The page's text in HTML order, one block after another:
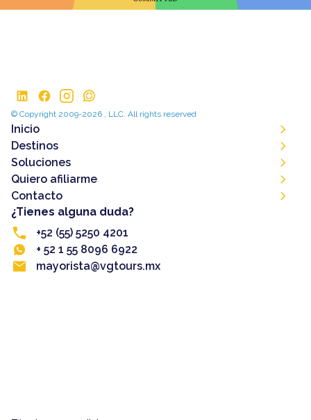
© Copyright 2009-2026 , LLC. All rights reserved
Inicio
Destinos
Soluciones
Quiero afiliarme
Contacto
¿Tienes alguna duda?
+52 (55) 5250 4201
+ 52 1 55 8096 6922
mayorista@vgtours.mx